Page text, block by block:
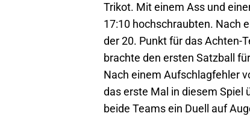
Trikot. Mit einem Ass und
17:10 hochschraubten. Nach
der 20. Punkt für das Achten-
brachte den ersten Satzball
Nach einem Aufschlagfehler
das erste Mal in diesem Spiel
beide Teams ein Duell auf